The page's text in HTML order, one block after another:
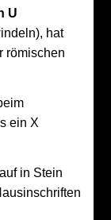
U
hat
römischen
ein X
in Stein